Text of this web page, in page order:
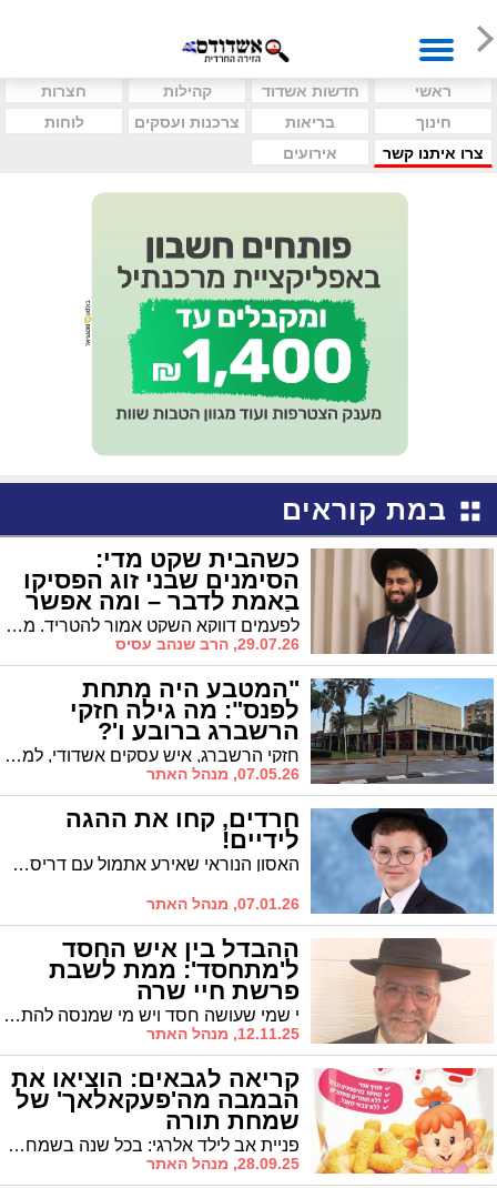
ראשי חדשות אשדוד קהילות
חצרות
חינוך
בריאות צרכנות ועסקים
לוחות
צרו איתנו קשר
אירועים
במת קוראים
כשהבית שקט מדי:
הסימנים שבני זוג הפסיקו
באמת לדבר – ומה אפשר
לעשות? לפעמים דווקא השקט אמור להטריד. מה עושים כשהשיח בין בני הזוג נעצר, ואיך מטפלים?
29.07.26, הרב שנהב עסיס
"המטבע היה מתחת
לפנס": מה גילה חזקי
הרשברג ברובע ו'?
חזקי הרשברג, איש עסקים אשדודי, למוד ניסיון בכל מה שנוגע להתמודדות עם הבנקים. אך מה שגילה בסניף בנק הפועלים ברובע ו' הצליח להפתיע אותו: "לראשונה גיליתי שהבנק נמצא שם בשבילך. רואים עמך עין בעין את המטרה שהיא לגרום לך להרוויח"
07.05.26, מנהל האתר
חרדים, קחו את ההגה
לידיים!
האסון הנוראי שאירע אתמול עם דריסת הילד, לא אמור להדליק נורות אדומות. הנורות היו אמורות להידלק עוד קודם לכן ולהביא אותנו למסקנה הבלתי נמנעת: הגיע הזמן לקחת את ההגה לידיים
07.01.26, מנהל האתר
ההבדל בין איש החסד
ל'מתחסד': ממת לשבת
פרשת חיי שרה
י שמי שעושה חסד ויש מי שמנסה להתחסד. איך מבדילים ביניהם?
12.11.25, מנהל האתר
קריאה לגבאים: הוציאו את
הבמבה מה'פעקאלאך' של
שמחת תורה
פניית אב לילד אלרגי: בכל שנה בשמחת תורה בני ושכמותו נאלצים לעזוב את בית הכנסת ולא להשתתף ב'הקפות'. התחשבו בהם!
28.09.25, מנהל האתר